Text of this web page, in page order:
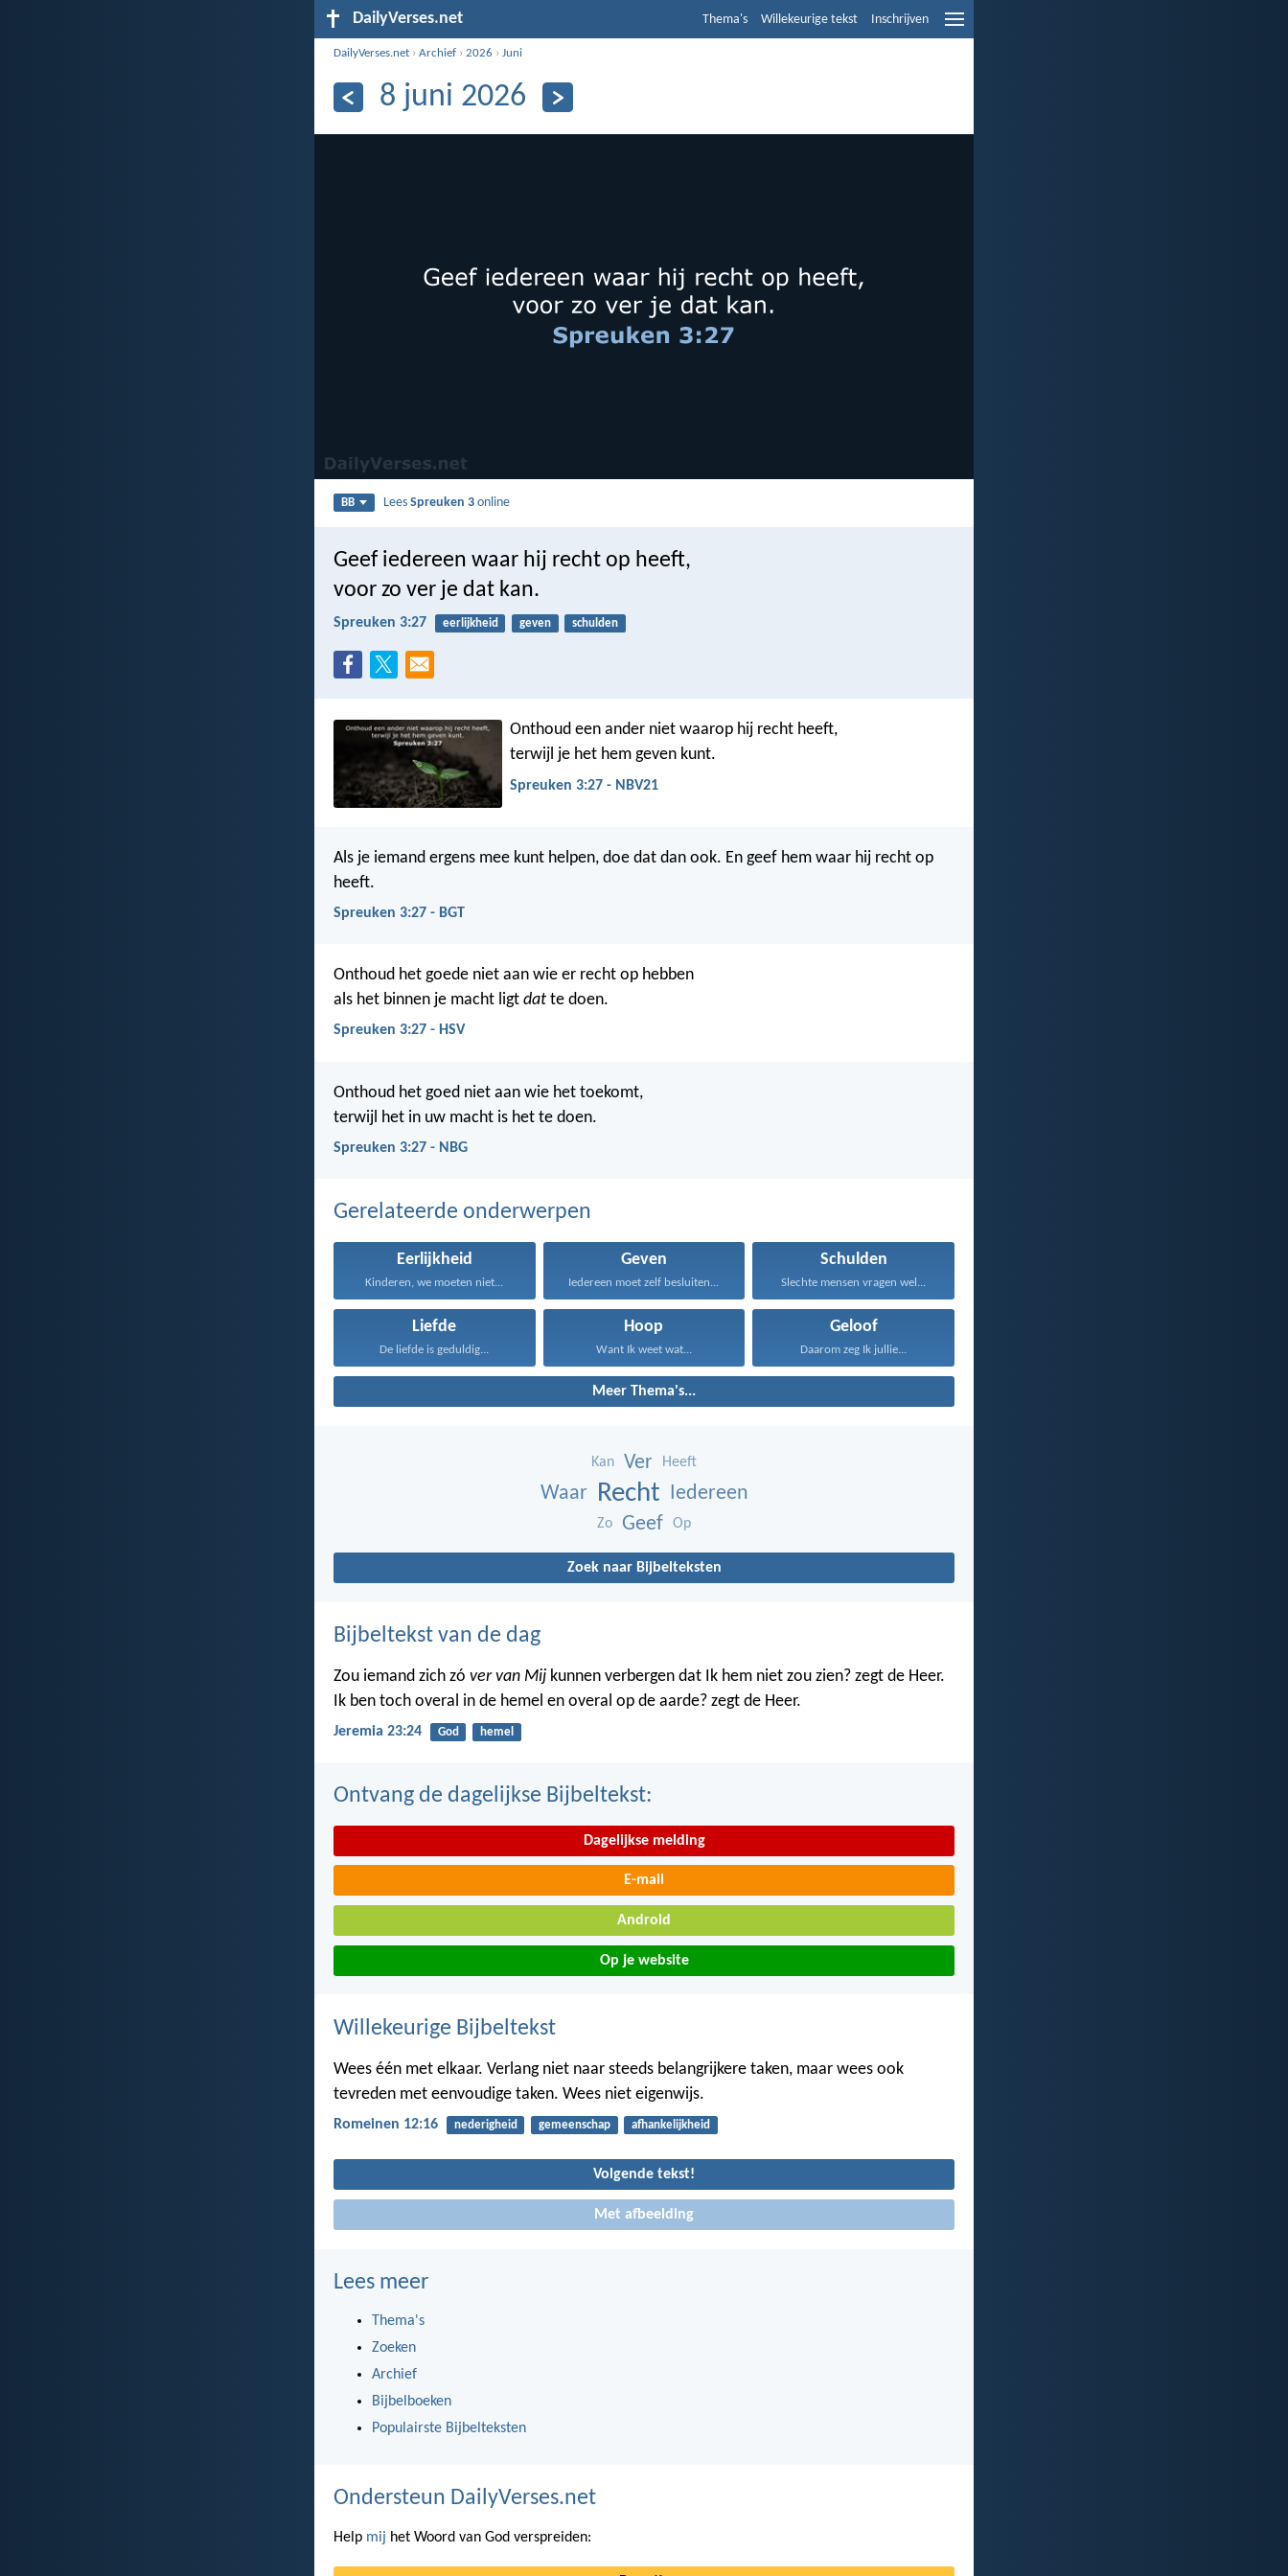
DailyVerses.net Thema's Willekeurige tekst Inschrijven
DailyVerses.net ›Archief ›2026 ›Juni
8 juni 2026
BB LeesSpreuken 3 online
Geef iedereen waar hij recht op heeft,
voor zo ver je dat kan.
Spreuken 3:27 eerlijkheid geven schulden
Onthoud een ander niet waarop hij recht heeft,
terwijl je het hem geven kunt.
Spreuken 3:27 - NBV21
Als je iemand ergens mee kunt helpen, doe dat dan ook. En geef hem waar hij recht op
heeft.
Spreuken 3:27 - BGT
Onthoud het goede niet aan wie er recht op hebben
als het binnen je macht ligt dat te doen.
Spreuken 3:27 - HSV
Onthoud het goed niet aan wie het toekomt,
terwijl het in uw macht is het te doen.
Spreuken 3:27 - NBG
Gerelateerde onderwerpen
Eerlijkheid
Kinderen, we moeten niet...
Geven
Iedereen moet zelf besluiten...
Schulden
Slechte mensen vragen wel...
Liefde
De liefde is geduldig...
Hoop
Want Ik weet wat...
Geloof
Daarom zeg Ik jullie...
Meer Thema's...
Kan Ver Heeft
Waar Recht Iedereen
Zo Geef Op
Zoek naar Bijbelteksten
Bijbeltekst van de dag
Zou iemand zich zó ver van Mij kunnen verbergen dat Ik hem niet zou zien? zegt de Heer.
Ik ben toch overal in de hemel en overal op de aarde? zegt de Heer.
Jeremia 23:24 God hemel
Ontvang de dagelijkse Bijbeltekst:
Dagelijkse melding
E-mail
Android
Op je website
Willekeurige Bijbeltekst
Wees één met elkaar. Verlang niet naar steeds belangrijkere taken, maar wees ook
tevreden met eenvoudige taken. Wees niet eigenwijs.
Romeinen 12:16 nederigheid gemeenschap afhankelijkheid
Volgende tekst!
Met afbeelding
Lees meer
Thema's
Zoeken
Archief
Bijbelboeken
Populairste Bijbelteksten
Ondersteun DailyVerses.net
Help mij het Woord van God verspreiden: